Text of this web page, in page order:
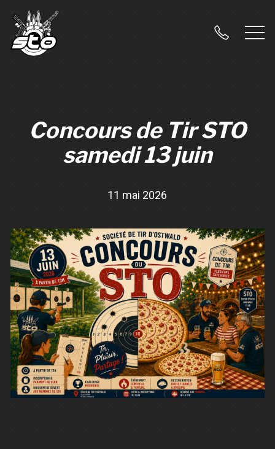
Concours de Tir STO
samedi 13 juin
11 mai 2026